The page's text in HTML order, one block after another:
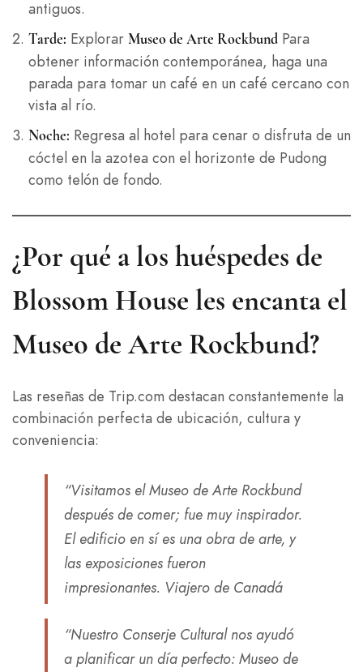
antiguos.
Tarde: Explorar Museo de Arte RockbundPara
obtener información contemporánea, haga una
parada para tomar un café en un café cercano con
vista al río.
Noche: Regresa al hotel para cenar o disfruta de un
cóctel en la azotea con el horizonte de Pudong
como telón de fondo.
¿Por qué a los huéspedes de
Blossom House les encanta el
Museo de Arte Rockbund?
Las reseñas de Trip.com destacan constantemente la
combinación perfecta de ubicación, cultura y
conveniencia:
“Visitamos el Museo de Arte Rockbund
después de comer; fue muy inspirador.
El edificio en sí es una obra de arte, y
las exposiciones fueron
impresionantes. Viajero de Canadá
“Nuestro Conserje Cultural nos ayudó
a planificar un día perfecto: Museo de